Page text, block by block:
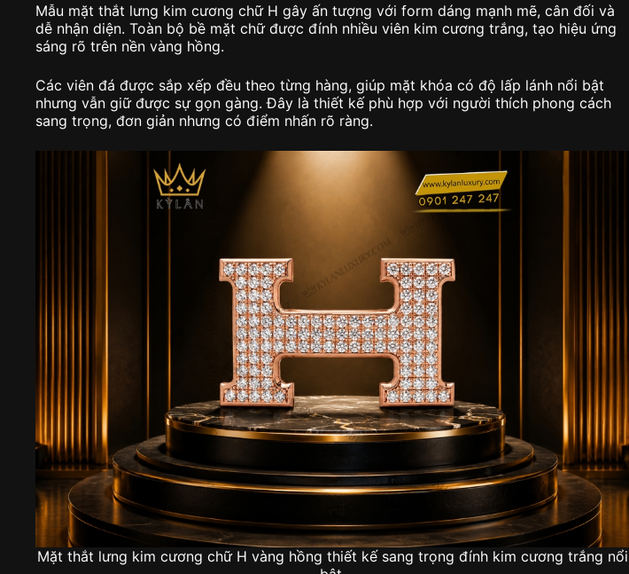
Mẫu mặt thắt lưng kim cương chữ H gây ấn tượng với form dáng mạnh mẽ, cân đối và
dễ nhận diện. Toàn bộ bề mặt chữ được đính nhiều viên kim cương trắng, tạo hiệu ứng
sáng rõ trên nền vàng hồng.
Các viên đá được sắp xếp đều theo từng hàng, giúp mặt khóa có độ lấp lánh nổi bật
nhưng vẫn giữ được sự gọn gàng. Đây là thiết kế phù hợp với người thích phong cách
sang trọng, đơn giản nhưng có điểm nhấn rõ ràng.
Mặt thắt lưng kim cương chữ H vàng hồng thiết kế sang trọng đính kim cương trắng nổi